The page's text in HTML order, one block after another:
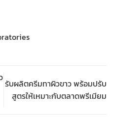
รับผลิตครีมทาผิวขาว พร้อมปรับ
สูตรให้เหมาะกับตลาดพรีเมียม